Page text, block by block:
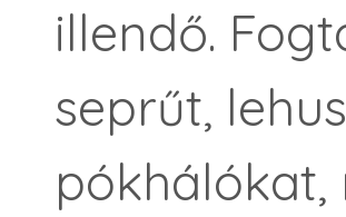
illendő.
seprűt,